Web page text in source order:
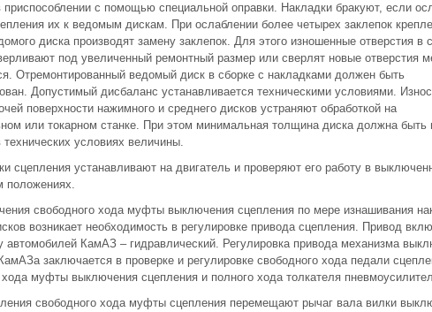
приспособлении с помощью специальной оправки. Накладки бракуют, если
их к ведомым дискам. При ослаблении более четырех заклепок
диска производят замену заклепок. Для этого изношенные отверстия в
под увеличенный ремонтный размер или сверлят новые отверстия
Отремонтированный ведомый диск в сборке с накладками должен быть
Допустимый дисбаланс устанавливается техническими условиями.
поверхности нажимного и среднего дисков устраняют обработкой на
или токарном станке. При этом минимальная толщина диска должна быть
технических условиях величины.
сцепления устанавливают на двигатель и проверяют его работу в
положениях.
свободного хода муфты выключения сцепления по мере изнашивания
возникает необходимость в регулировке привода сцепления. Привод
автомобилей КамАЗ – гидравлический. Регулировка привода механизма
заключается в проверке и регулировке свободного хода педали
хода муфты выключения сцепления и полного хода толкателя
свободного хода муфты сцепления перемещают рычаг вала вилки